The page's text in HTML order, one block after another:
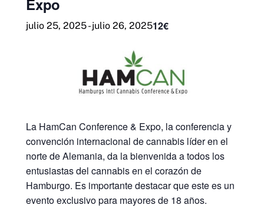
Expo
julio 25, 2025-julio 26, 202512€
La HamCan Conference & Expo, la conferencia y
convención internacional de cannabis líder en el
norte de Alemania, da la bienvenida a todos los
entusiastas del cannabis en el corazón de
Hamburgo. Es importante destacar que este es un
evento exclusivo para mayores de 18 años.